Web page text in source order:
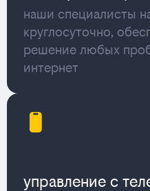
наши специалисты
круглосуточно,
решение любых
интернет
управление с